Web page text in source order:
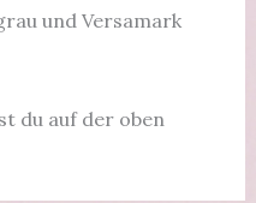
und Versamark
du auf der oben